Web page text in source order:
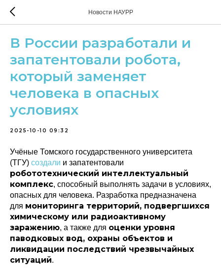
Новости НАУРР
В России разработали и
запатентовали робота,
который заменяет
человека в опасных
условиях
2025-10-10 09:32
Учёные Томского государственного университета
(ТГУ) создали и запатентовали
робототехнический интеллектуальный
комплекс, способный выполнять задачи в условиях,
опасных для человека. Разработка предназначена
для мониторинга территорий, подвергшихся
химическому или радиоактивному
заражению, а также для оценки уровня
паводковых вод, охраны объектов и
ликвидации последствий чрезвычайных
ситуаций.